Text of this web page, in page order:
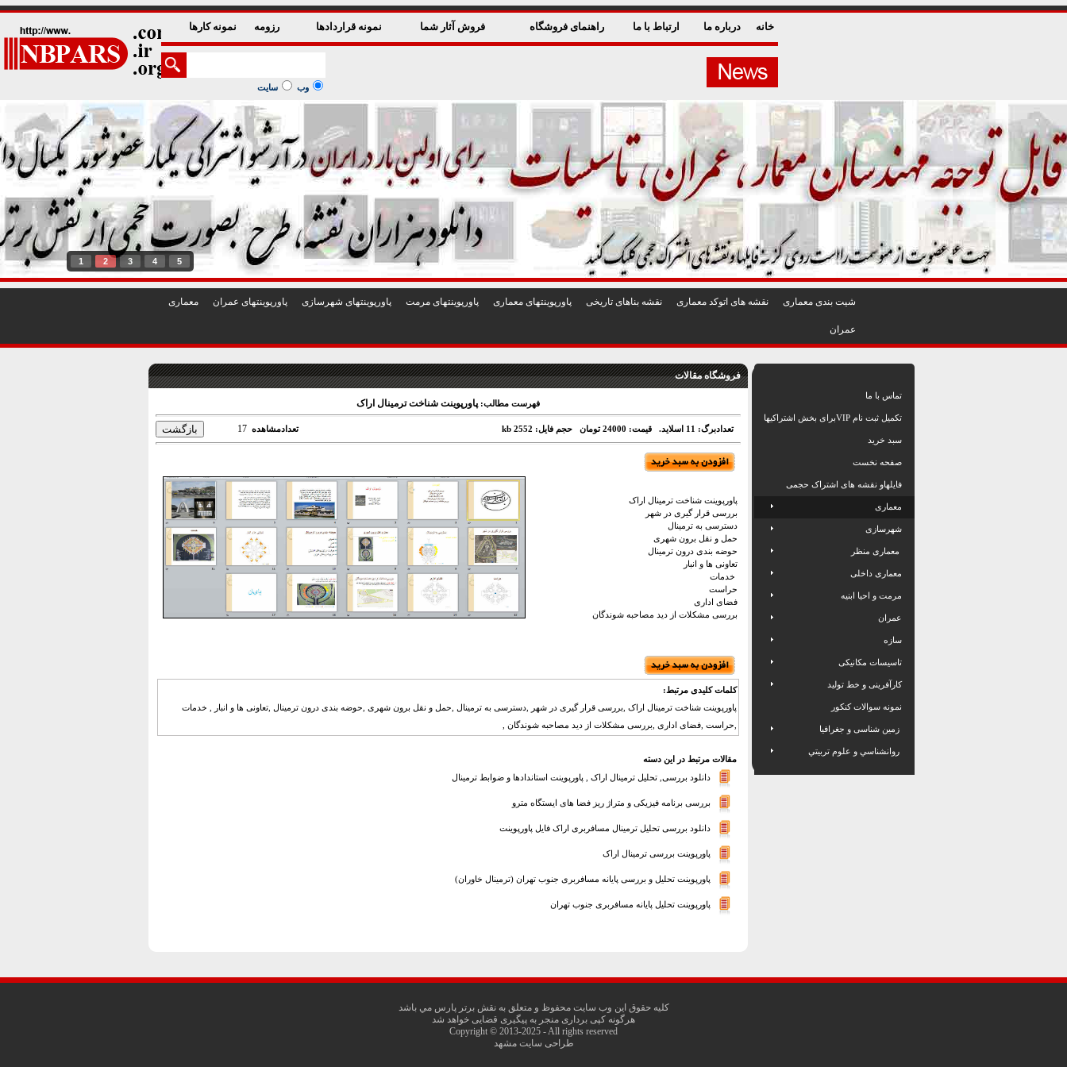
خانه درباره ما ارتباط با ما راهنمای فروشگاه فروش آثار شما نمونه قراردادها رزومه نمونه کارها
وب سایت
1 2 3 4 5
شيت بندی معماری نقشه های اتوکد معماری نقشه بناهای تاريخی پاورپوينتهای معماری پاورپوينتهای مرمت پاورپوينتهای شهرسازی پاورپوينتهای عمران معماری
عمران
فروشگاه مقالات
فهرست مطالب: پاورپوینت شناخت ترمینال اراک
تعدادبرگ: 11 اسلاید. قیمت: 24000 تومان حجم فایل: 2552 kb تعدادمشاهده 17
پاورپوینت شناخت ترمینال اراک
بررسی قرار گیری در شهر
دسترسی به ترمینال
حمل و نقل برون شهری
حوضه بندی درون ترمینال
تعاونی ها و انبار
خدمات
حراست
فضای اداری
بررسی مشکلات از دید مصاحبه شوندگان
کلمات کلیدی مرتبط:
پاورپوینت شناخت ترمینال اراک ,بررسی قرار گیری در شهر ,دسترسی به ترمینال ,حمل و نقل برون شهری ,حوضه بندی درون ترمینال ,تعاونی ها و انبار , خدمات
,حراست ,فضای اداری ,بررسی مشکلات از دید مصاحبه شوندگان ,
مقالات مرتبط در این دسته
دانلود بررسی, تحلیل ترمینال اراک , پاورپوینت استاندادها و ضوابط ترمینال
بررسی برنامه فیزیکی و متراژ ریز فضا های ایستگاه مترو
دانلود بررسی تحلیل ترمینال مسافربری اراک فایل پاورپوینت
پاورپوینت بررسی ترمینال اراک
پاورپوينت تحلیل و بررسی پایانه مسافربری جنوب تهران (ترمینال خاوران)
پاورپوینت تحلیل پایانه مسافربری جنوب تهران
تماس با ما
تکمیل ثبت نام VIPبرای بخش اشتراکیها
سبد خرید
صفحه نخست
فایلهاو نقشه های اشتراک حجمی
معماری
شهرسازی
معماری منظر
معماری داخلی
مرمت و احیا ابنیه
عمران
سازه
تاسیسات مکانیکی
کارآفرینی و خط تولید
نمونه سوالات کنکور
زمین شناسی و جغرافیا
روانشناسي و علوم تربيتي
کليه حقوق اين وب سايت محفوظ و متعلق به نقش برتر پارس مي باشد
هرگونه کپی برداری منجر به پیگیری قضایی خواهد شد
Copyright © 2013-2025 - All rights reserved
طراحی سایت مشهد